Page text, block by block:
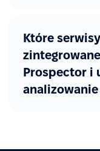
Które
Prospector i